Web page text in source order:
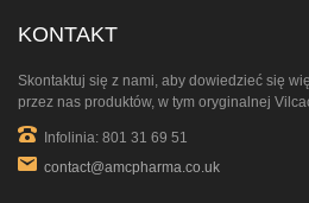
KONTAKT
Skontaktuj się z nami, aby dowiedzieć się
przez nas produktów, w tym oryginalnej
Infolinia: 801 31 69 51
contact@amcpharma.co.uk